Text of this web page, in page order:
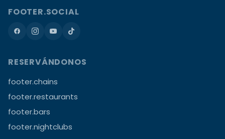
FOOTER.SOCIAL
RESERVÁNDONOS
footer.chains
footer.restaurants
footer.bars
footer.nightclubs